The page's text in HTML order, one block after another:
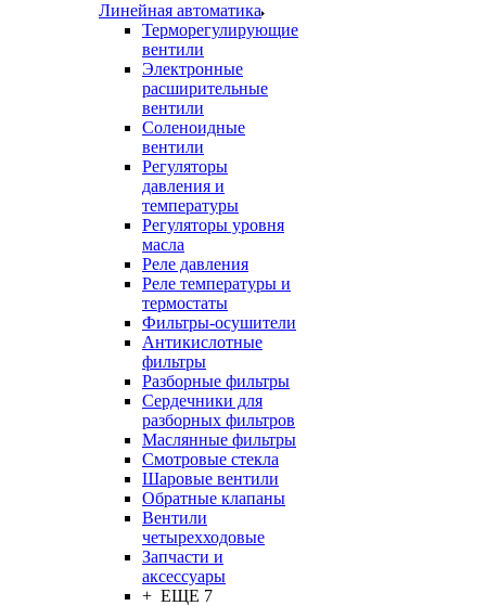
Линейная автоматика
Терморегулирующие
вентили
Электронные
расширительные
вентили
Соленоидные
вентили
Регуляторы
давления и
температуры
Регуляторы уровня
масла
Реле давления
Реле температуры и
термостаты
Фильтры-осушители
Антикислотные
фильтры
Разборные фильтры
Сердечники для
разборных фильтров
Маслянные фильтры
Смотровые стекла
Шаровые вентили
Обратные клапаны
Вентили
четырехходовые
Запчасти и
аксессуары
+ ЕЩЕ 7